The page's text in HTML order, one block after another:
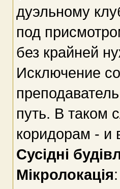
дуэльному
под
без крайней
Исключение
путь. В таком
коридорам - и
Сусідні
Мікролокація